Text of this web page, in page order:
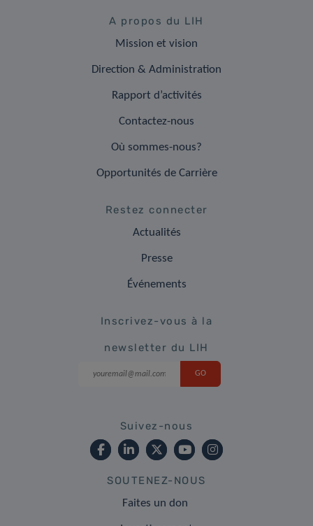
A propos du LIH
Mission et vision
Direction & Administration
Rapport d’activités
Contactez-nous
Où sommes-nous?
Opportunités de Carrière
Restez connecter
Actualités
Presse
Événements
Inscrivez-vous à la
newsletter du LIH
Suivez-nous
SOUTENEZ-NOUS
Faites un don